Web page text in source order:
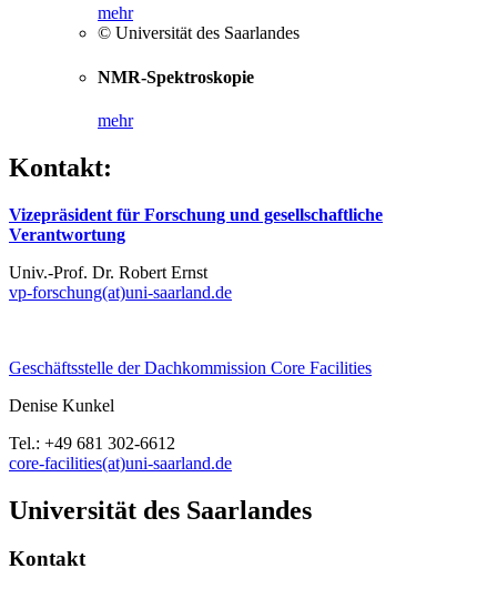
mehr
© Universität des Saarlandes
NMR-Spektroskopie
mehr
Kontakt:
Vizepräsident für Forschung und gesellschaftliche
Verantwortung
Univ.-Prof. Dr. Robert Ernst
vp-forschung(at)uni-saarland.de
Geschäftsstelle der Dachkommission Core Facilities
Denise Kunkel
Tel.: +49 681 302-6612
core-facilities(at)uni-saarland.de
Universität des Saarlandes
Kontakt